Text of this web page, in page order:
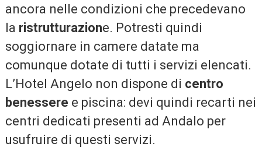
ancora nelle condizioni che precedevano
la ristrutturazione. Potresti quindi
soggiornare in camere datate ma
comunque dotate di tutti i servizi elencati.
L’Hotel Angelo non dispone di centro
benessere e piscina: devi quindi recarti nei
centri dedicati presenti ad Andalo per
usufruire di questi servizi.